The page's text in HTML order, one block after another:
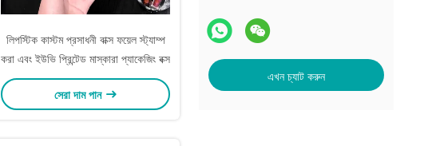
এখন চ্যাট করুন
লিপস্টিক কাস্টম প্রসাধনী বাক্স ফয়েল স্ট্যাম্প
করা এবং ইউভি প্রিন্টেড মাস্কারা প্যাকেজিং বক্স
সেরা দাম পান